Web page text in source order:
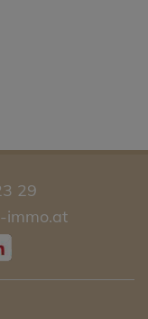
29
immo.at